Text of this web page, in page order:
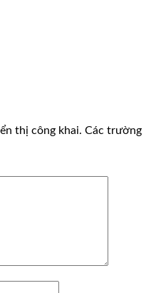
thị công khai. Các trường